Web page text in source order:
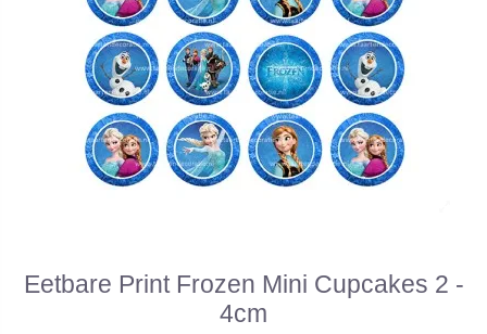
Eetbare Print Frozen Mini Cupcakes 2 -
4cm